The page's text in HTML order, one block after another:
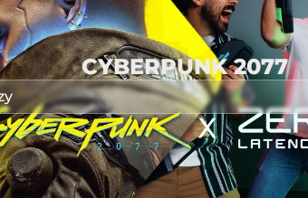
CYBERPUNK 2077